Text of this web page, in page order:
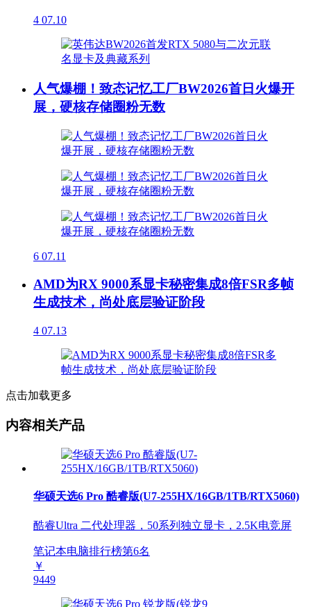
4 07.10
人气爆棚！致态记忆工厂BW2026首日火爆开
展，硬核存储圈粉无数
6 07.11
AMD为RX 9000系显卡秘密集成8倍FSR多帧
生成技术，尚处底层验证阶段
4 07.13
点击加载更多
内容相关产品
华硕天选6 Pro 酷睿版(U7-255HX/16GB/1TB/RTX5060)
酷睿Ultra 二代处理器，50系列独立显卡，2.5K电竞屏
笔记本电脑排行榜第6名
￥
9449